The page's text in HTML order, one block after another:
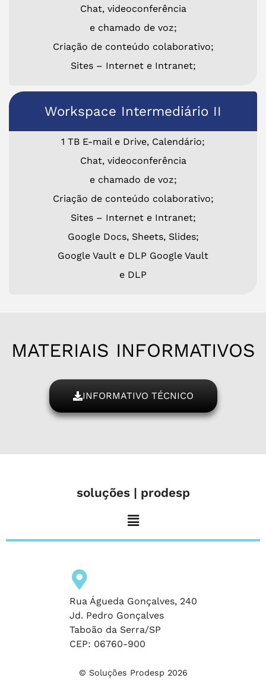
Chat, videoconferência
e chamado de voz;
Criação de conteúdo colaborativo;
Sites – Internet e Intranet;
Workspace Intermediário II
1 TB E-mail e Drive, Calendário;
Chat, videoconferência
e chamado de voz;
Criação de conteúdo colaborativo;
Sites – Internet e Intranet;
Google Docs, Sheets, Slides;
Google Vault e DLP Google Vault
e DLP
MATERIAIS INFORMATIVOS
INFORMATIVO TÉCNICO
soluções | prodesp
Rua Águeda Gonçalves, 240
Jd. Pedro Gonçalves
Taboão da Serra/SP
CEP: 06760-900
© Soluções Prodesp 2026